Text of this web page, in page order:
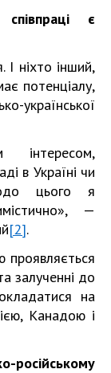
співпраці є
І ніхто інший,
потенціалу,
української
інтересом,
в Україні чи
цього я
—
[2].
проявляється
залученні до
на
Канадою і
російському